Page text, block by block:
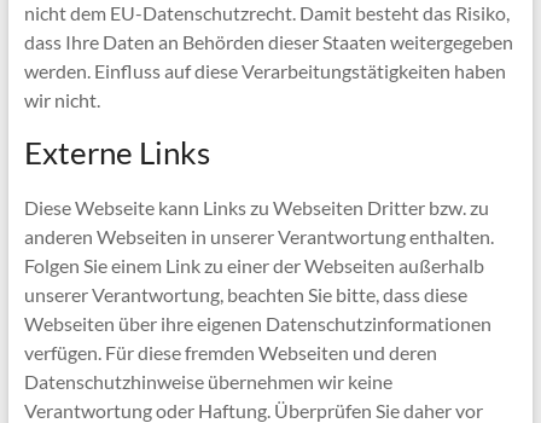
nicht dem EU-Datenschutzrecht. Damit besteht das Risiko,
dass Ihre Daten an Behörden dieser Staaten weitergegeben
werden. Einfluss auf diese Verarbeitungstätigkeiten haben
wir nicht.
Externe Links
Diese Webseite kann Links zu Webseiten Dritter bzw. zu
anderen Webseiten in unserer Verantwortung enthalten.
Folgen Sie einem Link zu einer der Webseiten außerhalb
unserer Verantwortung, beachten Sie bitte, dass diese
Webseiten über ihre eigenen Datenschutzinformationen
verfügen. Für diese fremden Webseiten und deren
Datenschutzhinweise übernehmen wir keine
Verantwortung oder Haftung. Überprüfen Sie daher vor